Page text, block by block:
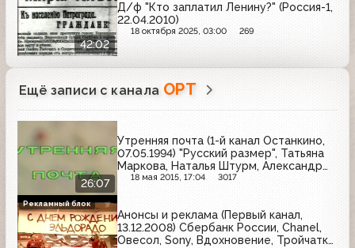
42:02
Д/ф "Кто заплатил Ленину?" (Россия-1,
22.04.2010)
18 октября 2025, 03:00 269
Ещё записи с канала ОРТ
26:07
Утренняя почта (1-й канал Останкино,
07.05.1994) "Русский размер", Татьяна
Маркова, Наталья Штурм, Александр
Буйнов, Ирина Аллегрова, София
18 мая 2015, 17:04 3017
Анонсы и реклама (Первый канал,
13.12.2008) Сбербанк России, Chanel,
Овесол, Sony, Вдохновение, Тройчатка
Рекламный блок